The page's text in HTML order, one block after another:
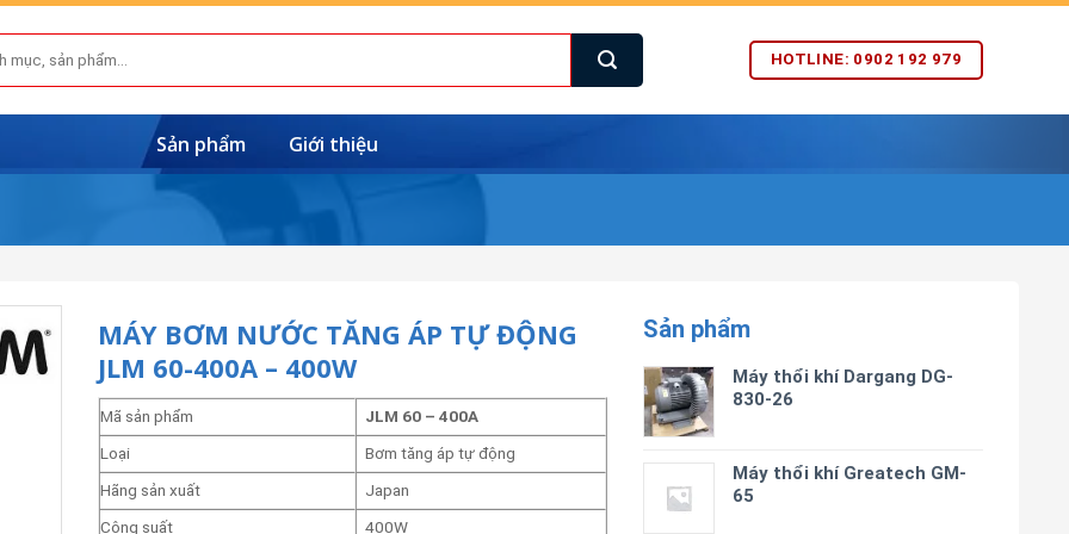
HOTLINE: 0902 192 979
Sản phẩm Giới thiệu
Sản phẩm
Máy thổi khí Dargang DG-
830-26
Máy thổi khí Greatech GM-
65
MÁY BƠM NƯỚC TĂNG ÁP TỰ ĐỘNG
JLM 60-400A – 400W
Mã sản phẩm
JLM 60 – 400A
Loại
Bơm tăng áp tự động
Hãng sản xuất
Japan
Công suất
400W